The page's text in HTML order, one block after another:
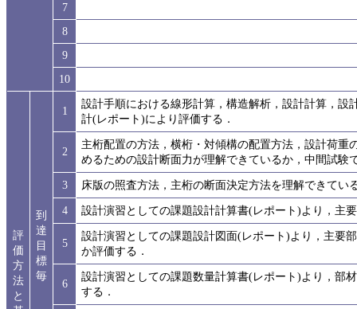
7
8
9
10
評
価
方
法
と
到
達
目
標
毎
1
設計手順における線形計算，構造解析，設計計算，
計(レポート)により評価する．
2
主桁配置の方法，横桁・対傾構の配置方法，設計荷
めるための設計断面力が理解できているか，中間試験
3
床版の照査方法，主桁の断面決定方法を理解できてい
4
設計演習としての課題設計計算書(レポート)より，主
5
設計演習としての課題設計図面(レポート)より，主要
か評価する．
6
設計演習としての課題数量計算書(レポート)より，部
する．